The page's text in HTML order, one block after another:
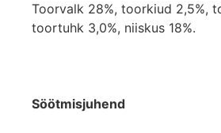
Toorvalk 28%, toorkiud 2,5%,
toortuhk 3,0%, niiskus 18%.
Söötmisjuhend